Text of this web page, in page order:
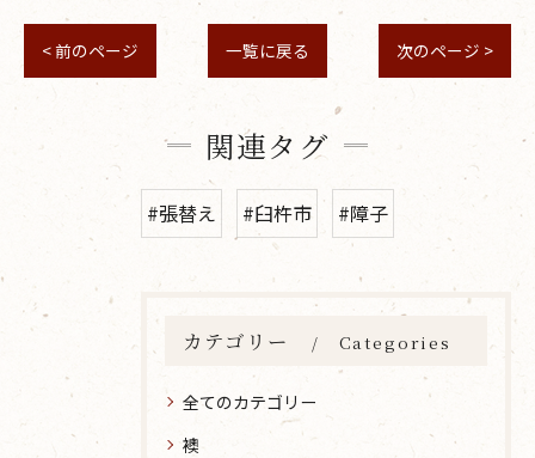
< 前のページ 一覧に戻る 次のページ >
関連タグ
#張替え #臼杵市 #障子
カテゴリー Categories
全てのカテゴリー
襖